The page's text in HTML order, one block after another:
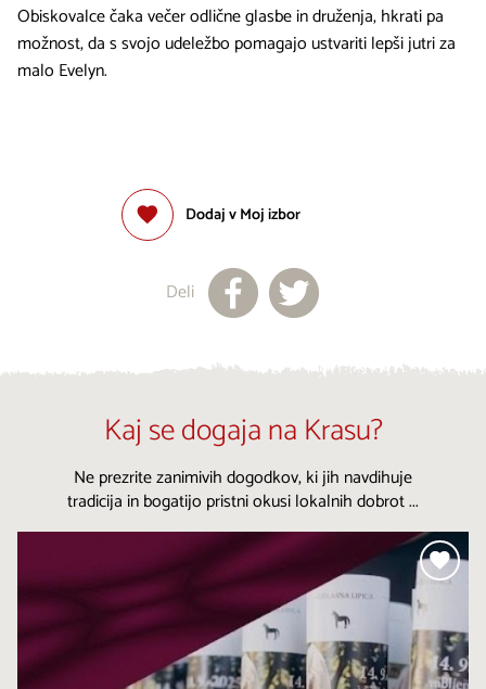
Obiskovalce čaka večer odlične glasbe in druženja, hkrati pa
možnost, da s svojo udeležbo pomagajo ustvariti lepši jutri za
malo Evelyn.
Dodaj v Moj izbor
Deli
Kaj se dogaja na Krasu?
Ne prezrite zanimivih dogodkov, ki jih navdihuje
tradicija in bogatijo pristni okusi lokalnih dobrot ...